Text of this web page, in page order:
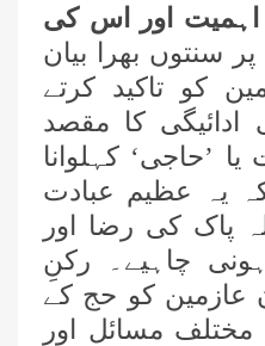
اور اس کی
سنتوں بھرا بیان
کو تاکید کرتے
کا مقصد
’حاجی‘ کہلوانا
یہ عظیم عبادت
پاک کی رضا اور
چاہیے۔ رکنِ
عازمین کو حج کے
مختلف مسائل اور
علمائے کرام کی فیضانِ مدینہ، جہلم،
پنجاب تشریف آوری